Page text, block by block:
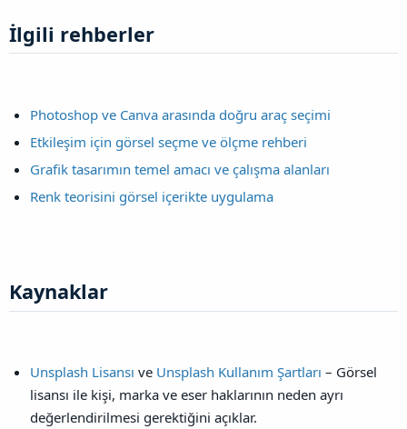
İlgili rehberler​
Photoshop ve Canva arasında doğru araç seçimi
Etkileşim için görsel seçme ve ölçme rehberi
Grafik tasarımın temel amacı ve çalışma alanları
Renk teorisini görsel içerikte uygulama
Kaynaklar​
Unsplash Lisansı ve Unsplash Kullanım Şartları – Görsel
lisansı ile kişi, marka ve eser haklarının neden ayrı
değerlendirilmesi gerektiğini açıklar.